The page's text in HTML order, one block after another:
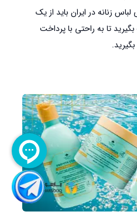
زنانه در ایران باید از یک
تا به راحتی با پرداخت